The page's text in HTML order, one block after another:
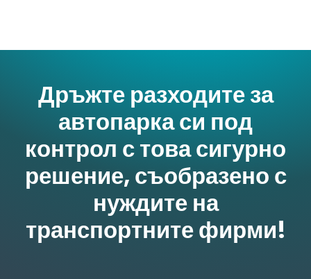
Дръжте разходите за
автопарка си под
контрол с това сигурно
решение, съобразено с
нуждите на
транспортните фирми!